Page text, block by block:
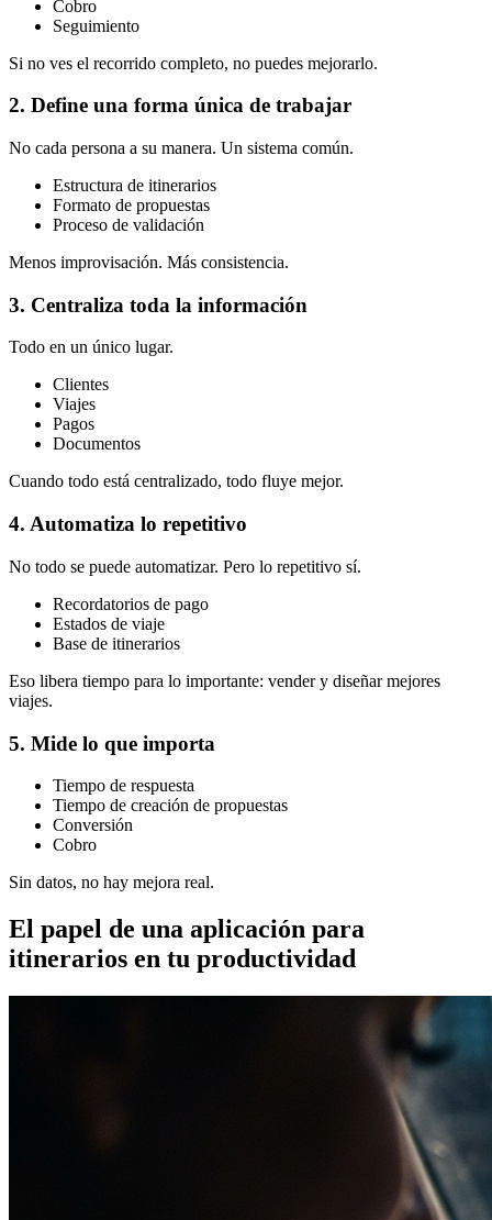
Cobro
Seguimiento
Si no ves el recorrido completo, no puedes mejorarlo.
2. Define una forma única de trabajar
No cada persona a su manera. Un sistema común.
Estructura de itinerarios
Formato de propuestas
Proceso de validación
Menos improvisación. Más consistencia.
3. Centraliza toda la información
Todo en un único lugar.
Clientes
Viajes
Pagos
Documentos
Cuando todo está centralizado, todo fluye mejor.
4. Automatiza lo repetitivo
No todo se puede automatizar. Pero lo repetitivo sí.
Recordatorios de pago
Estados de viaje
Base de itinerarios
Eso libera tiempo para lo importante: vender y diseñar mejores
viajes.
5. Mide lo que importa
Tiempo de respuesta
Tiempo de creación de propuestas
Conversión
Cobro
Sin datos, no hay mejora real.
El papel de una aplicación para
itinerarios en tu productividad